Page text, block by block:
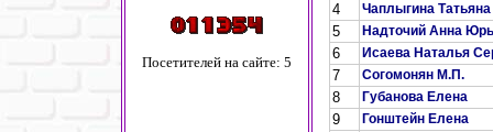
Посетителей на сайте: 5
4 Чаплыгина
5 Надточий Анна
6 Исаева Наталья
7 Согомонян М.П.
8 Губанова Елена
9 Гонштейн Елена